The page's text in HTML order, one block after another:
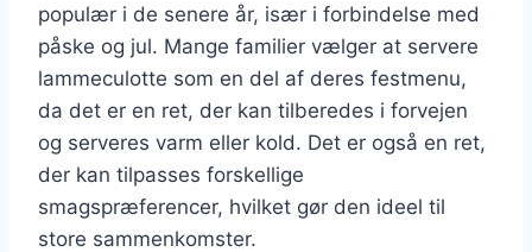
populær i de senere år, især i forbindelse med
påske og jul. Mange familier vælger at servere
lammeculotte som en del af deres festmenu,
da det er en ret, der kan tilberedes i forvejen
og serveres varm eller kold. Det er også en ret,
der kan tilpasses forskellige
smagspræferencer, hvilket gør den ideel til
store sammenkomster.